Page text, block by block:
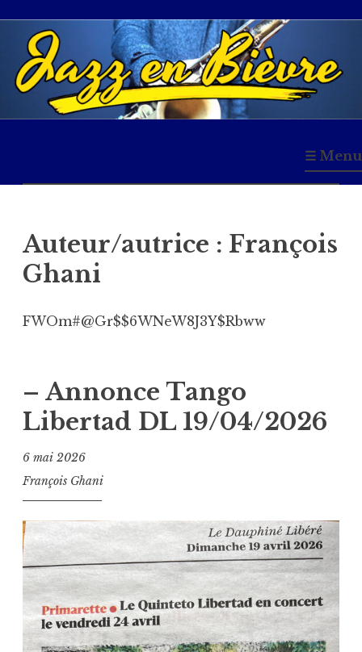
Accéder
contenu
principal
☰ Menu
Auteur/autrice : François
Ghani
FWOm#@Gr$$6WNeW8J3Y$Rbww
– Annonce Tango
Libertad DL 19/04/2026
6 mai 2026
François Ghani